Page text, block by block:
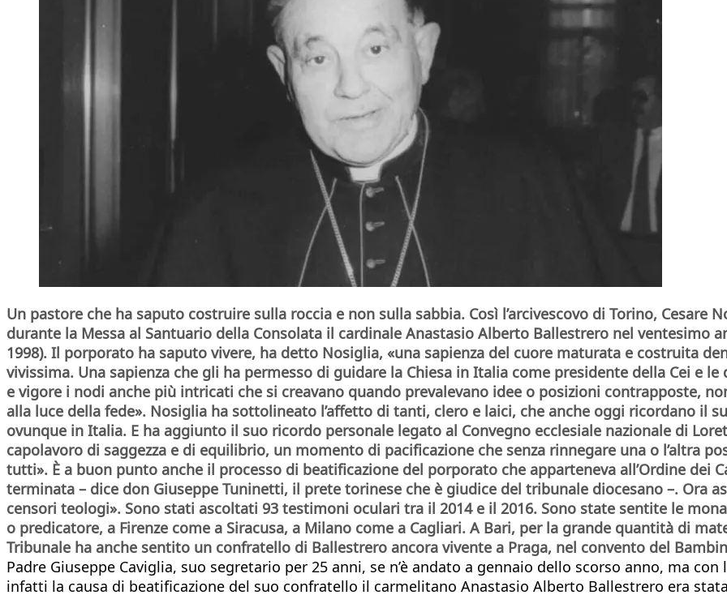
Un pastore che ha saputo costruire sulla roccia e non sulla sabbia. Così l’arcivescovo di Torino, Cesare
durante la Messa al Santuario della Consolata il cardinale Anastasio Alberto Ballestrero nel ventesimo
1998). Il porporato ha saputo vivere, ha detto Nosiglia, «una sapienza del cuore maturata e costruita
vivissima. Una sapienza che gli ha permesso di guidare la Chiesa in Italia come presidente della Cei e
e vigore i nodi anche più intricati che si creavano quando prevalevano idee o posizioni contrapposte,
alla luce della fede». Nosiglia ha sottolineato l’affetto di tanti, clero e laici, che anche oggi ricordano il
ovunque in Italia. E ha aggiunto il suo ricordo personale legato al Convegno ecclesiale nazionale di
capolavoro di saggezza e di equilibrio, un momento di pacificazione che senza rinnegare una o l’altra
tutti». È a buon punto anche il processo di beatificazione del porporato che apparteneva all’Ordine dei
terminata – dice don Giuseppe Tuninetti, il prete torinese che è giudice del tribunale diocesano –. Ora
censori teologi». Sono stati ascoltati 93 testimoni oculari tra il 2014 e il 2016. Sono state sentite le
o predicatore, a Firenze come a Siracusa, a Milano come a Cagliari. A Bari, per la grande quantità di
Tribunale ha anche sentito un confratello di Ballestrero ancora vivente a Praga, nel convento del
Padre Giuseppe Caviglia, suo segretario per 25 anni, se n’è andato a gennaio dello scorso anno, ma
infatti la causa di beatificazione del suo confratello il carmelitano Anastasio Alberto Ballestrero era